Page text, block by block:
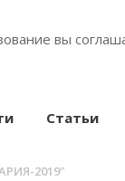
вы
Статьи
2019"